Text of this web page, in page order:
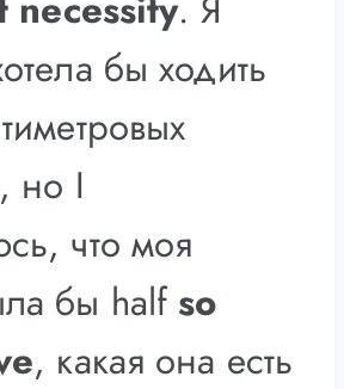
бы ходить
но I
что моя
бы half so
, какая она есть